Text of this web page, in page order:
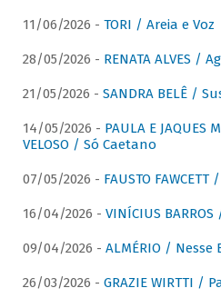
11/06/2026 - TORI / Areia e Voz
28/05/2026 - RENATA ALVES /
21/05/2026 - SANDRA BELÊ /
14/05/2026 - PAULA E JAQUES
VELOSO / Só Caetano
07/05/2026 - FAUSTO
16/04/2026 - VINÍCIUS
09/04/2026 - ALMÉRIO /
26/03/2026 - GRAZIE WIRTTI /